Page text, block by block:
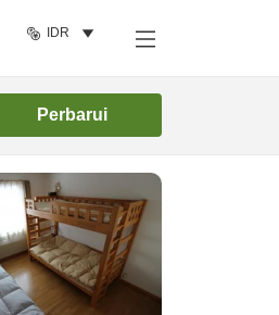
IDR
Perbarui
Cari kamar